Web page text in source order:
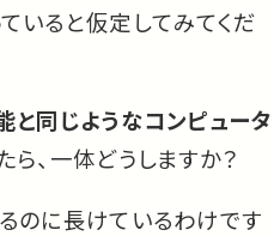
いると仮定してみてくだ
と同じようなコンピュータ
ら、一体どうしますか？
のに長けているわけです